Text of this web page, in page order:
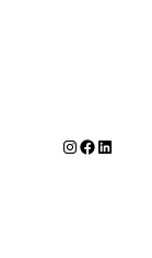
Instagram